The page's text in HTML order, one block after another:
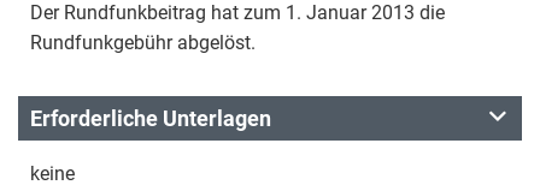
Der Rundfunkbeitrag hat zum 1. Januar 2013 die
Rundfunkgebühr abgelöst.
Erforderliche Unterlagen
keine